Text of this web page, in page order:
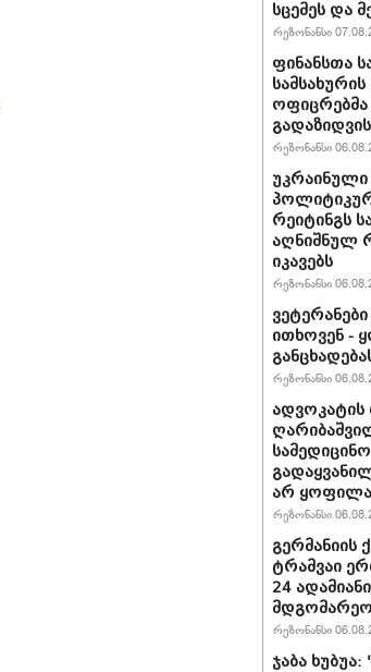
სცემეს და
რეზონანსი
ფინანსთა
სამსახურის
ოფიცრებმა
რეზონანსი
რეიტინგს
აღნიშნულ
იკავებს
რეზონანსი
ითხოვენ -
რეზონანსი
არ ყოფილა
რეზონანსი
გერმანიის
ტრამვაი
24
რეზონანსი
ჯაბა ხუბუა: